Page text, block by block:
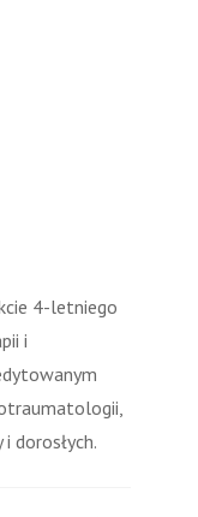
4-letniego
i
dorosłych.